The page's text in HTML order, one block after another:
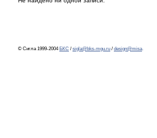
© Сигла 1999-2004 БКС / sigla@bks-mgu.ru / design@misa.